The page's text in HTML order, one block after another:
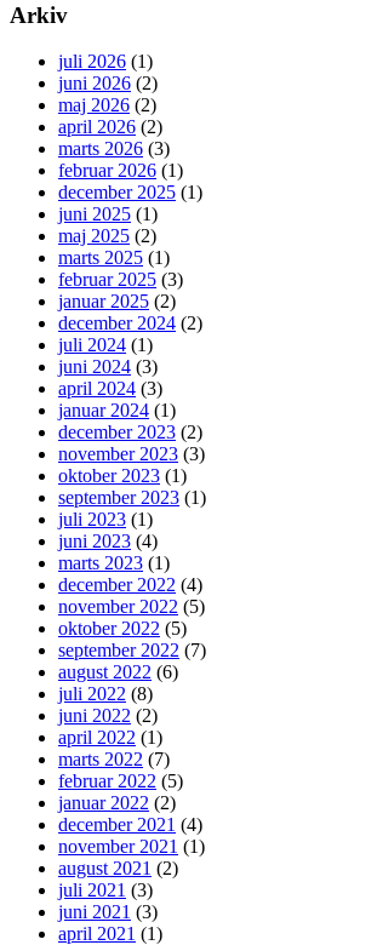
Arkiv
juli 2026 (1)
juni 2026 (2)
maj 2026 (2)
april 2026 (2)
marts 2026 (3)
februar 2026 (1)
december 2025 (1)
juni 2025 (1)
maj 2025 (2)
marts 2025 (1)
februar 2025 (3)
januar 2025 (2)
december 2024 (2)
juli 2024 (1)
juni 2024 (3)
april 2024 (3)
januar 2024 (1)
december 2023 (2)
november 2023 (3)
oktober 2023 (1)
september 2023 (1)
juli 2023 (1)
juni 2023 (4)
marts 2023 (1)
december 2022 (4)
november 2022 (5)
oktober 2022 (5)
september 2022 (7)
august 2022 (6)
juli 2022 (8)
juni 2022 (2)
april 2022 (1)
marts 2022 (7)
februar 2022 (5)
januar 2022 (2)
december 2021 (4)
november 2021 (1)
august 2021 (2)
juli 2021 (3)
juni 2021 (3)
april 2021 (1)